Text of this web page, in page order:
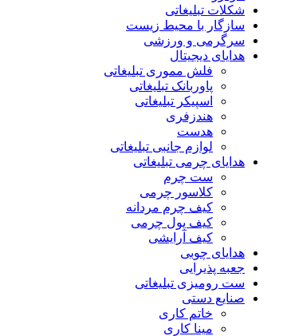
شکلات تبلیغاتی
سازگار با محیط زیست
سرگرمی و ورزشی
هدایای دیجیتال
فلش مموری تبلیغاتی
پاوربانک تبلیغاتی
اسپیکر تبلیغاتی
هندزفری
هدست
لوازم جانبی تبلیغاتی
هدایای چرمی تبلیغاتی
ست چرم
کلاسور چرمی
کیف چرم مردانه
کیف پول چرمی
کیف آرایشی
هدایای چوبی
جعبه پذیرایی
ست رومیزی تبلیغاتی
صنایع دستی
خاتم کاری
مینا کاری